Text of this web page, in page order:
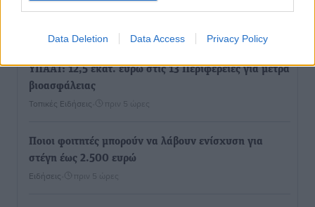
Data Deletion Data Access Privacy Policy
Τι αλλάζει το χωροταξικό στις τουριστικές επενδύσεις
πριν 5 ώρες
ΥΠΑΑΤ: 12,5 εκατ. ευρώ στις 13 Περιφέρειες για μέτρα
βιοασφάλειας
Τοπικές Ειδήσεις πριν 5 ώρες
Ποιοι φοιτητές μπορούν να λάβουν ενίσχυση για
στέγη έως 2.500 ευρώ
Ειδήσεις πριν 5 ώρες